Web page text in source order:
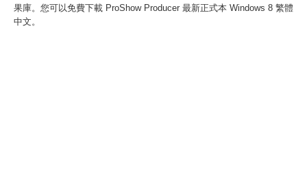
果庫。您可以免費下載 ProShow Producer 最新正式本 Windows 8 繁體
中文。